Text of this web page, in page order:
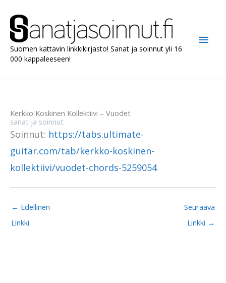
sisältöön
Suomen kattavin linkkikirjasto! Sanat ja soinnut yli 16
000 kappaleeseen!
Kerkko Koskinen Kollektiivi – Vuodet
sanat ja soinnut
Soinnut: https://tabs.ultimate-
guitar.com/tab/kerkko-koskinen-
kollektiivi/vuodet-chords-5259054
← Edellinen
Linkki
Seuraava
Linkki →